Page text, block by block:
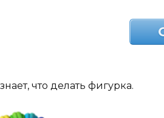
что делать фигурка.